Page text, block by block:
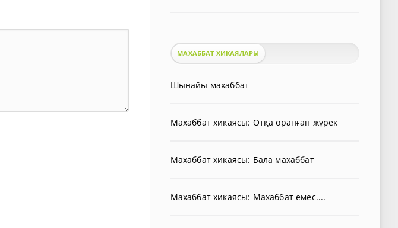
МАХАББАТ ХИКАЯЛАРЫ
Шынайы махаббат
Махаббат хикаясы: Отқа оранған жүрек
Махаббат хикаясы: Бала махаббат
Махаббат хикаясы: Махаббат емес....